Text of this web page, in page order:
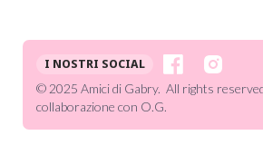
I NOSTRI SOCIAL
© 2025 Amici di Gabry. All rights
collaborazione con O.G.